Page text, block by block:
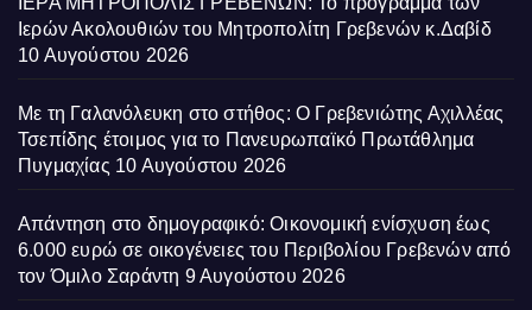
Ιερών Ακολουθιών του Μητροπολίτη Γρεβενών κ.Δαβίδ
10 Αυγούστου 2026
Με τη Γαλανόλευκη στο στήθος: Ο Γρεβενιώτης Αχιλλέας
Τσεπίδης έτοιμος για το Πανευρωπαϊκό Πρωτάθλημα
Πυγμαχίας 10 Αυγούστου 2026
Απάντηση στο δημογραφικό: Οικονομική ενίσχυση έως
6.000 ευρώ σε οικογένειες του Περιβολίου Γρεβενών από
τον Όμιλο Σαράντη 9 Αυγούστου 2026